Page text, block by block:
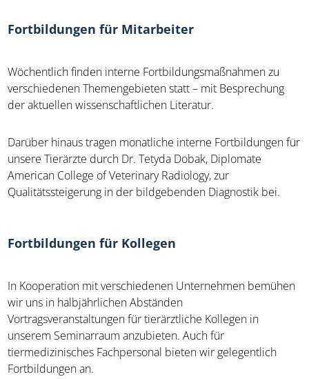
Fortbildungen für Mitarbeiter
Wöchentlich finden interne Fortbildungsmaßnahmen zu
verschiedenen Themengebieten statt – mit Besprechung
der aktuellen wissenschaftlichen Literatur.
Darüber hinaus tragen monatliche interne Fortbildungen für
unsere Tierärzte durch Dr. Tetyda Dobak, Diplomate
American College of Veterinary Radiology, zur
Qualitätssteigerung in der bildgebenden Diagnostik bei.
Fortbildungen für Kollegen
In Kooperation mit verschiedenen Unternehmen bemühen
wir uns in halbjährlichen Abständen
Vortragsveranstaltungen für tierärztliche Kollegen in
unserem Seminarraum anzubieten. Auch für
tiermedizinisches Fachpersonal bieten wir gelegentlich
Fortbildungen an.